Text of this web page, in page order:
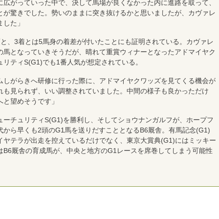
がっていった中で、決して馬場が良くなかった内に進路を取って、
驚きでした。勢いのままに突き抜けるかと思いましたが、カヴァレ
た」
3着とは5馬身の着差が付いたことにも証明されている。カヴァレ
となっていきそうだが、晴れて重賞ウィナーとなったアドマイヤク
ティS(G1)でも1番人気が想定されている。
がらきへ研修に行った際に、アドマイヤクワッズを見てくる機会が
見られず、いい調整されていました。中間の様子も良かっただけ
望めそうです」
チュリティS(G1)を勝利し、そしてショウナンガルフが、ホープフ
ら早くも2頭のG1馬を送りだすこととなるB6厩舎。有馬記念(G1)
テラが出走を控えているだけでなく、東京大賞典(G1)にはミッキー
厩舎の育成馬が、中央と地方のG1レースを席巻してしまう可能性